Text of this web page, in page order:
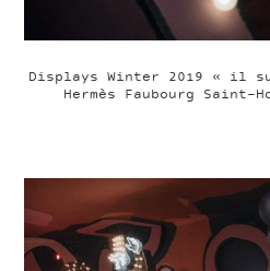
Displays Winter 2019 « il
Hermès Faubourg